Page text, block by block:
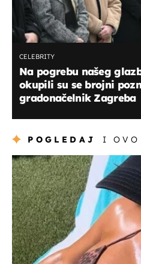
CELEBRITY
Na pogrebu našeg
okupili su se brojni
gradonačelnik Zagreba
POGLEDAJ I OVO